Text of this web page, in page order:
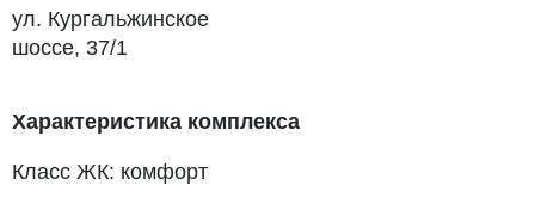
ул. Кургальжинское
шоссе, 37/1
Характеристика комплекса
Класс ЖК: комфорт